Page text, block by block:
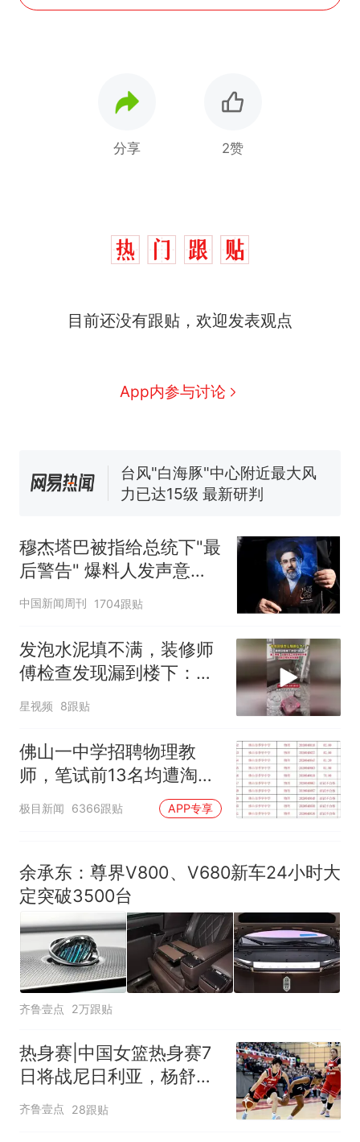
分享 2赞
目前还没有跟贴，欢迎发表观点
App内参与讨论
因老师一句“跟我回家”改写了
协会回应
笔试第一被第二名传话劝弃考
官方通报
已叫停招聘，成立调查组全面
核查
台风"白海豚"中心附近最大风
力已达15级 最新研判
43.98万起
热 那个在床头放菜刀的女孩，
因老师一句“跟我回家”改写了
人生
穆杰塔巴被指给总统下"最
后警告" 爆料人发声意味
深长
中国新闻周刊 1704跟贴
发泡水泥填不满，装修师
傅检查发现漏到楼下：出
风口未延伸到外墙
星视频 8跟贴
佛山一中学招聘物理教
师，笔试前13名均遭淘
汰？教育局：已叫停招
聘，成立调查组全面核查
极目新闻 6366跟贴 APP专享
余承东：尊界V800、V680新车24小时大
定突破3500台
齐鲁壹点 2万跟贴
热身赛|中国女篮热身赛7
日将战尼日利亚，杨舒予
有望出战
齐鲁壹点 28跟贴